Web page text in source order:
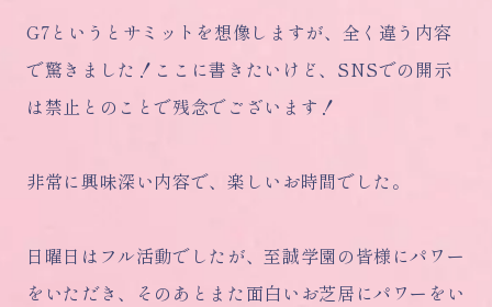
G7というとサミットを想像しますが、全く違う内容
で驚きました！ここに書きたいけど、SNSでの開示
は禁止とのことで残念でございます！
非常に興味深い内容で、楽しいお時間でした。
日曜日はフル活動でしたが、至誠学園の皆様にパワー
をいただき、そのあとまた面白いお芝居にパワーをい